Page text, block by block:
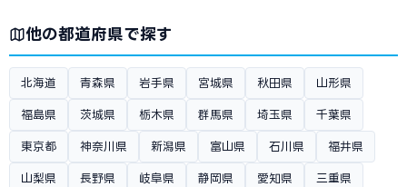
他の都道府県で探す
北海道 青森県 岩手県 宮城県 秋田県 山形県
福島県 茨城県 栃木県 群馬県 埼玉県 千葉県
東京都 神奈川県 新潟県 富山県 石川県 福井県
山梨県 長野県 岐阜県 静岡県 愛知県 三重県